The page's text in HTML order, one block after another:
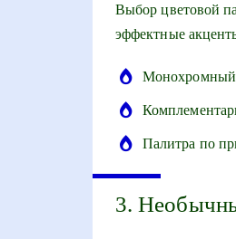
Выбор цветовой
эффектные
Монохромный
Палитра по
3.